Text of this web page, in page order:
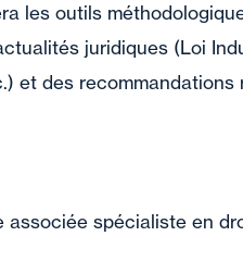
les outils
juridiques (Loi
et des
associée spécialiste en